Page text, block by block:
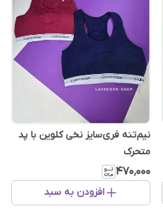
نیم‌تنه فری‌سایز نخی کلوین با پد
متحرک
۴۷۰٬۰۰۰
افزودن به سبد